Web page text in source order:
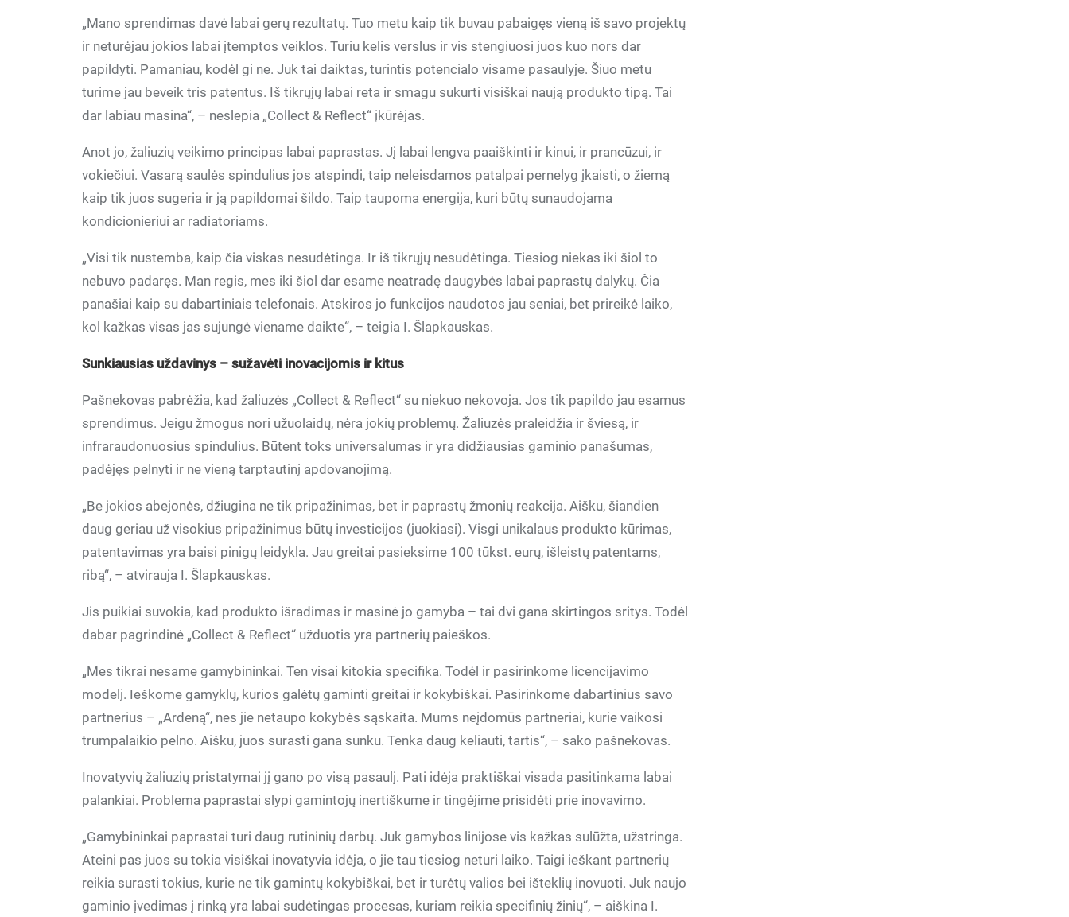
„Mano sprendimas davė labai gerų rezultatų. Tuo metu kaip tik buvau pabaigęs vieną iš savo projektų
ir neturėjau jokios labai įtemptos veiklos. Turiu kelis verslus ir vis stengiuosi juos kuo nors dar
papildyti. Pamaniau, kodėl gi ne. Juk tai daiktas, turintis potencialo visame pasaulyje. Šiuo metu
turime jau beveik tris patentus. Iš tikrųjų labai reta ir smagu sukurti visiškai naują produkto tipą. Tai
dar labiau masina“, – neslepia „Collect & Reflect“ įkūrėjas.
Anot jo, žaliuzių veikimo principas labai paprastas. Jį labai lengva paaiškinti ir kinui, ir prancūzui, ir
vokiečiui. Vasarą saulės spindulius jos atspindi, taip neleisdamos patalpai pernelyg įkaisti, o žiemą
kaip tik juos sugeria ir ją papildomai šildo. Taip taupoma energija, kuri būtų sunaudojama
kondicionieriui ar radiatoriams.
„Visi tik nustemba, kaip čia viskas nesudėtinga. Ir iš tikrųjų nesudėtinga. Tiesiog niekas iki šiol to
nebuvo padaręs. Man regis, mes iki šiol dar esame neatradę daugybės labai paprastų dalykų. Čia
panašiai kaip su dabartiniais telefonais. Atskiros jo funkcijos naudotos jau seniai, bet prireikė laiko,
kol kažkas visas jas sujungė viename daikte“, – teigia I. Šlapkauskas.
Sunkiausias uždavinys – sužavėti inovacijomis ir kitus
Pašnekovas pabrėžia, kad žaliuzės „Collect & Reflect“ su niekuo nekovoja. Jos tik papildo jau esamus
sprendimus. Jeigu žmogus nori užuolaidų, nėra jokių problemų. Žaliuzės praleidžia ir šviesą, ir
infraraudonuosius spindulius. Būtent toks universalumas ir yra didžiausias gaminio panašumas,
padėjęs pelnyti ir ne vieną tarptautinį apdovanojimą.
„Be jokios abejonės, džiugina ne tik pripažinimas, bet ir paprastų žmonių reakcija. Aišku, šiandien
daug geriau už visokius pripažinimus būtų investicijos (juokiasi). Visgi unikalaus produkto kūrimas,
patentavimas yra baisi pinigų leidykla. Jau greitai pasieksime 100 tūkst. eurų, išleistų patentams,
ribą“, – atvirauja I. Šlapkauskas.
Jis puikiai suvokia, kad produkto išradimas ir masinė jo gamyba – tai dvi gana skirtingos sritys. Todėl
dabar pagrindinė „Collect & Reflect“ užduotis yra partnerių paieškos.
„Mes tikrai nesame gamybininkai. Ten visai kitokia specifika. Todėl ir pasirinkome licencijavimo
modelį. Ieškome gamyklų, kurios galėtų gaminti greitai ir kokybiškai. Pasirinkome dabartinius savo
partnerius – „Ardeną“, nes jie netaupo kokybės sąskaita. Mums neįdomūs partneriai, kurie vaikosi
trumpalaikio pelno. Aišku, juos surasti gana sunku. Tenka daug keliauti, tartis“, – sako pašnekovas.
Inovatyvių žaliuzių pristatymai jį gano po visą pasaulį. Pati idėja praktiškai visada pasitinkama labai
palankiai. Problema paprastai slypi gamintojų inertiškume ir tingėjime prisidėti prie inovavimo.
„Gamybininkai paprastai turi daug rutininių darbų. Juk gamybos linijose vis kažkas sulūžta, užstringa.
Ateini pas juos su tokia visiškai inovatyvia idėja, o jie tau tiesiog neturi laiko. Taigi ieškant partnerių
reikia surasti tokius, kurie ne tik gamintų kokybiškai, bet ir turėtų valios bei išteklių inovuoti. Juk naujo
gaminio įvedimas į rinką yra labai sudėtingas procesas, kuriam reikia specifinių žinių“, – aiškina I.